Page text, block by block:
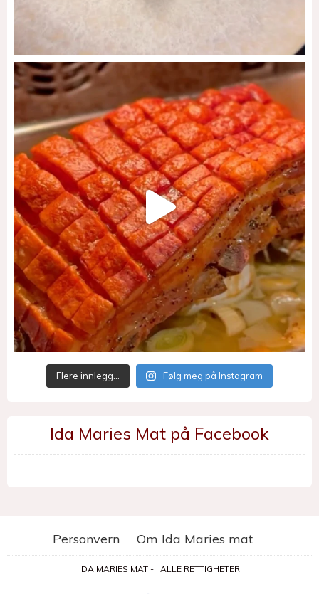
Flere innlegg… Følg meg på Instagram
Ida Maries Mat på Facebook
Personvern Om Ida Maries mat
IDA MARIES MAT - | ALLE RETTIGHETER